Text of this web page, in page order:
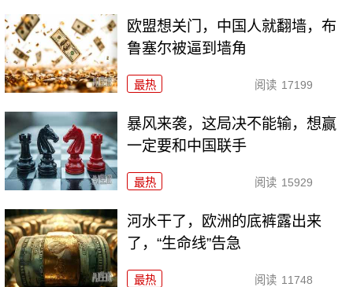
欧盟想关门，中国人就翻墙，布
鲁塞尔被逼到墙角
最热 阅读 17199
暴风来袭，这局决不能输，想赢
一定要和中国联手
最热 阅读 15929
河水干了，欧洲的底裤露出来
了，“生命线”告急
最热 阅读 11748